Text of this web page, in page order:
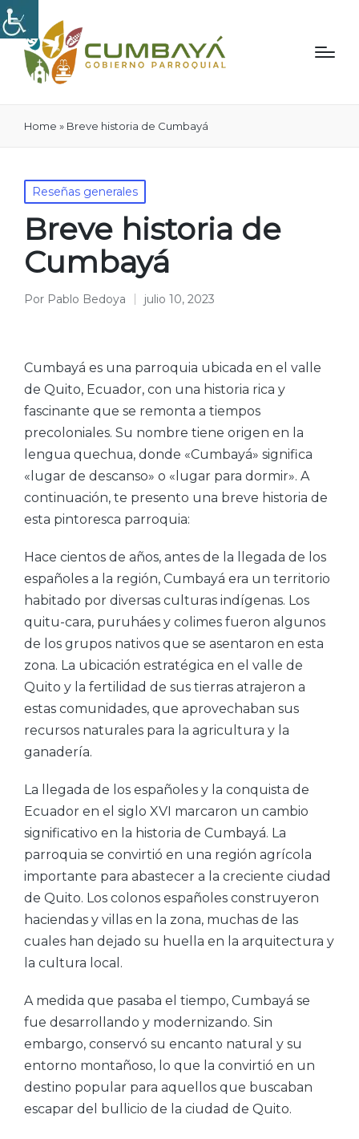
Home » Breve historia de Cumbayá
Publicado
en
Reseñas generales
Breve historia de
Cumbayá
Publicado
Por Pablo Bedoya julio 10, 2023
Cumbayá es una parroquia ubicada en el valle
de Quito, Ecuador, con una historia rica y
fascinante que se remonta a tiempos
precoloniales. Su nombre tiene origen en la
lengua quechua, donde «Cumbayá» significa
«lugar de descanso» o «lugar para dormir». A
continuación, te presento una breve historia de
esta pintoresca parroquia:
Hace cientos de años, antes de la llegada de los
españoles a la región, Cumbayá era un territorio
habitado por diversas culturas indígenas. Los
quitu-cara, puruháes y colimes fueron algunos
de los grupos nativos que se asentaron en esta
zona. La ubicación estratégica en el valle de
Quito y la fertilidad de sus tierras atrajeron a
estas comunidades, que aprovechaban sus
recursos naturales para la agricultura y la
ganadería.
La llegada de los españoles y la conquista de
Ecuador en el siglo XVI marcaron un cambio
significativo en la historia de Cumbayá. La
parroquia se convirtió en una región agrícola
importante para abastecer a la creciente ciudad
de Quito. Los colonos españoles construyeron
haciendas y villas en la zona, muchas de las
cuales han dejado su huella en la arquitectura y
la cultura local.
A medida que pasaba el tiempo, Cumbayá se
fue desarrollando y modernizando. Sin
embargo, conservó su encanto natural y su
entorno montañoso, lo que la convirtió en un
destino popular para aquellos que buscaban
escapar del bullicio de la ciudad de Quito.